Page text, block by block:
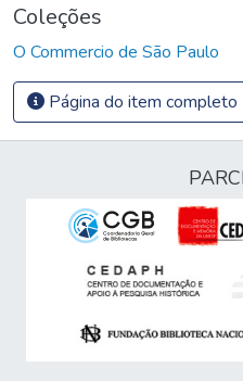
Coleções
O Commercio de São Paulo
Página do item completo